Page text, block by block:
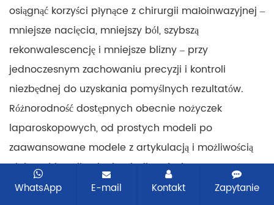
osiągnąć korzyści płynące z chirurgii małoinwazyjnej –
mniejsze nacięcia, mniejszy ból, szybszą
rekonwalescencję i mniejsze blizny – przy
jednoczesnym zachowaniu precyzji i kontroli
niezbędnej do uzyskania pomyślnych rezultatów.
Różnorodność dostępnych obecnie nożyczek
laparoskopowych, od prostych modeli po
zaawansowane modele z artykulacją i możliwością
elektrochirurgii, odzwierciedla zróżnicowane
potrzeby współczesnej praktyki chirurgicznej.
WhatsApp E-mail Kontakt Zapytanie